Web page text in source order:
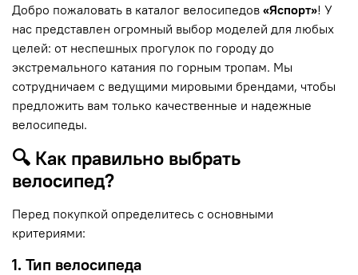
Добро пожаловать в каталог велосипедов «Яспорт»! У
нас представлен огромный выбор моделей для любых
целей: от неспешных прогулок по городу до
экстремального катания по горным тропам. Мы
сотрудничаем с ведущими мировыми брендами, чтобы
предложить вам только качественные и надежные
велосипеды.
🔍 Как правильно выбрать
велосипед?
Перед покупкой определитесь с основными
критериями:
1. Тип велосипеда